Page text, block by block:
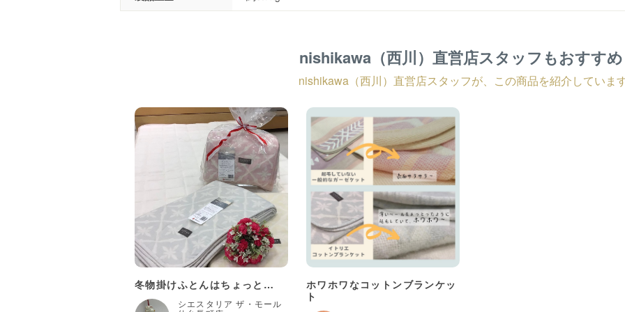
nishikawa（西川）直営店スタッフもおすすめ
nishikawa（西川）直営店スタッフが、この商品を紹介しています
冬物掛けふとんはちょっと…
シエスタリア ザ・モール
ホワホワなコットンブランケッ
ト